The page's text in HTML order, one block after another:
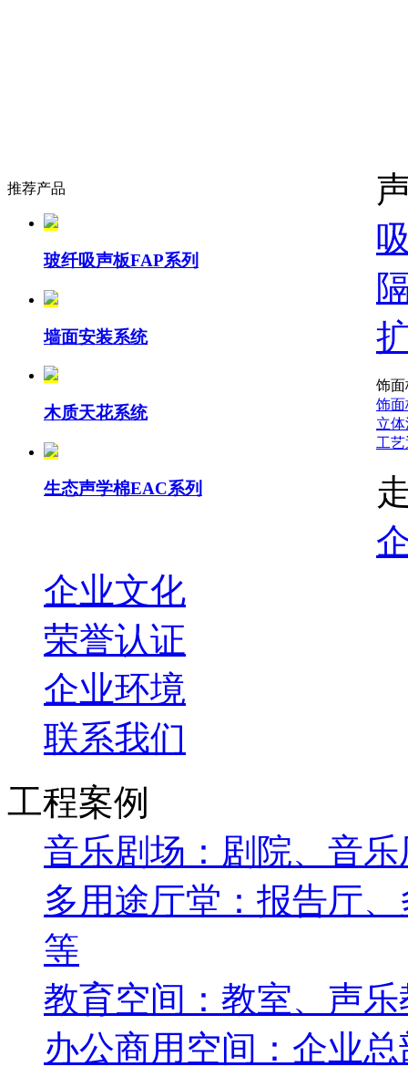
推荐产品
玻纤吸声板FAP系列
墙面安装系统
木质天花系统
生态声学棉EAC系列
饰面
饰
立
工
企业文化
荣誉认证
企业环境
联系我们
工程案例
音乐剧场：剧院、音
多用途厅堂：报告厅
等
教育空间：教室、声
办公商用空间：企业